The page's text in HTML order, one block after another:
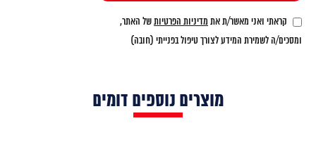
קראתי ואני מאשר/ת את מדיניות הפרטיותשל האתר,
ומסכים/ה לשמירת המידע לצורך טיפול בפנייתי (חובה)
מוצרים נוספים דומים